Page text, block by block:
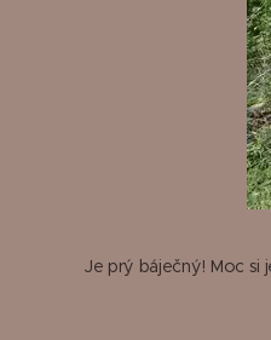
Je prý báječný! Moc si